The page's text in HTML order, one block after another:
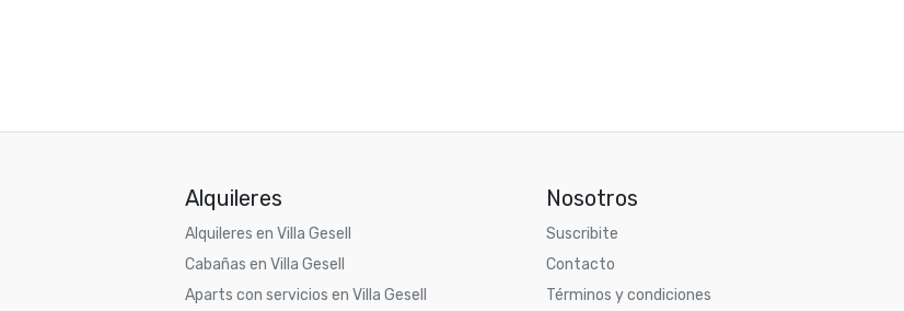
Alquileres
Alquileres en Villa Gesell
Cabañas en Villa Gesell
Aparts con servicios en Villa Gesell
Nosotros
Suscribite
Contacto
Términos y condiciones